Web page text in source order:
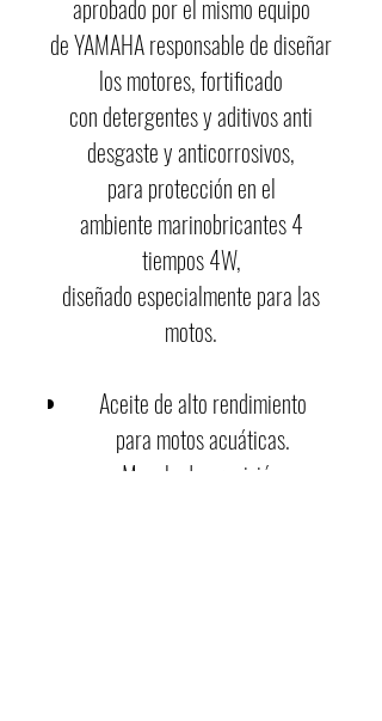
aprobado por el mismo equipo
de YAMAHA responsable de diseñar
los motores, fortificado
con detergentes y aditivos anti
desgaste y anticorrosivos,
para protección en el
ambiente marinobricantes 4
tiempos 4W,
diseñado especialmente para las
motos.
Aceite de alto rendimiento
para motos acuáticas.​
Mezcla de precisión.​